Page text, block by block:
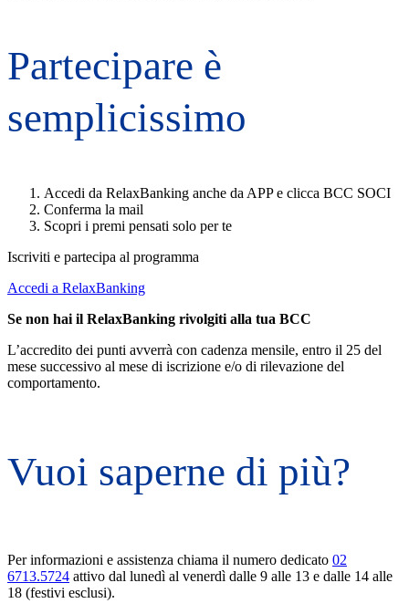
Partecipare è
semplicissimo
Accedi da RelaxBanking anche da APP e clicca BCC SOCI
Conferma la mail
Scopri i premi pensati solo per te
Iscriviti e partecipa al programma
Accedi a RelaxBanking
Se non hai il RelaxBanking rivolgiti alla tua BCC
L’accredito dei punti avverrà con cadenza mensile, entro il 25 del
mese successivo al mese di iscrizione e/o di rilevazione del
comportamento.
Vuoi saperne di più?
Per informazioni e assistenza chiama il numero dedicato 02
6713.5724 attivo dal lunedì al venerdì dalle 9 alle 13 e dalle 14 alle
18 (festivi esclusi).